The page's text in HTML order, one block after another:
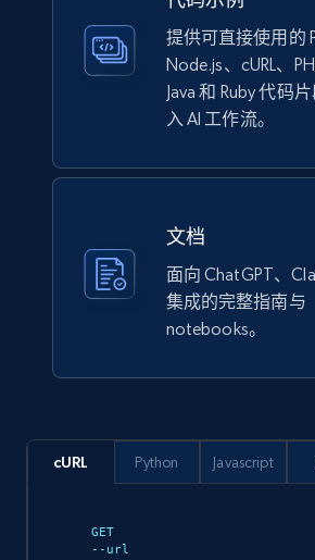
Lowes.com
URL, Domain, Marketplace pn, Sku,
Model number, Gtin ean pn,
eCommerce
991+ 162+
more.
eCommerce
提供可直接使用的
Node.js、cURL、
Java 和 Ruby 代码
入 AI 工作流。
文档
面向 ChatGPT、
集成的完整指南与
notebooks。
cURL
GET
--url
Python Javascript